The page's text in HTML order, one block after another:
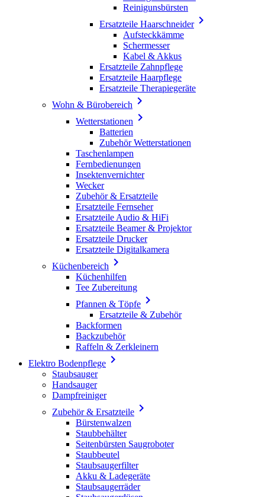
Reinigunsbürsten
Ersatzteile Haarschneider
Aufsteckkämme
Schermesser
Kabel & Akkus
Ersatzteile Zahnpflege
Ersatzteile Haarpflege
Ersatzteile Therapiegeräte
Wohn & Bürobereich 
Wetterstationen 
Batterien
Zubehör Wetterstationen
Taschenlampen
Fernbedienungen
Insektenvernichter
Wecker
Zubehör & Ersatzteile
Ersatzteile Fernseher
Ersatzteile Audio & HiFi
Ersatzteile Beamer & Projektor
Ersatzteile Drucker
Ersatzteile Digitalkamera
Küchenbereich 
Küchenhilfen
Tee Zubereitung
Pfannen & Töpfe 
Ersatzteile & Zubehör
Backformen
Backzubehör
Raffeln & Zerkleinern
Elektro Bodenpflege 
Staubsauger
Handsauger
Dampfreiniger
Zubehör & Ersatzteile 
Bürstenwalzen
Staubbehälter
Seitenbürsten Saugroboter
Staubbeutel
Staubsaugerfilter
Akku & Ladegeräte
Staubsaugerräder